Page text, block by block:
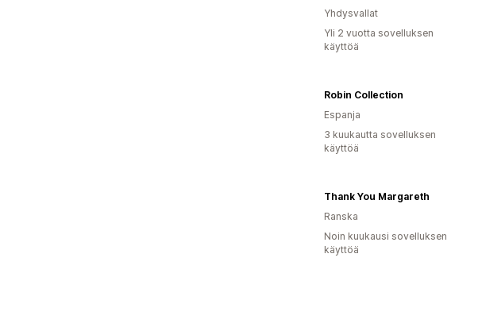
Yhdysvallat
Yli 2 vuotta sovelluksen
käyttöä
Robin Collection
Espanja
3 kuukautta sovelluksen
käyttöä
Thank You Margareth
Ranska
Noin kuukausi sovelluksen
käyttöä